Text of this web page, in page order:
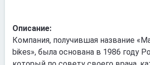
Описание:
Компания, получившая название
bikes», была основана в 1986 году